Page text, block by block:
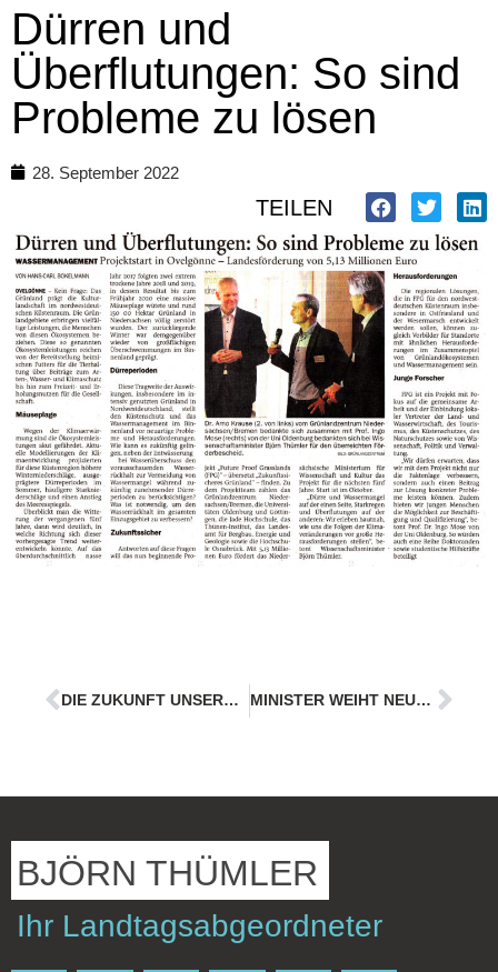
Dürren und
Überflutungen: So sind
Probleme zu lösen
28. September 2022
TEILEN
DIE ZUKUNFT UNSERER ENERGIE MINISTER WEIHT NEUEN PARKPLATZ EIN
BJÖRN THÜMLER
Ihr Landtagsabgeordneter